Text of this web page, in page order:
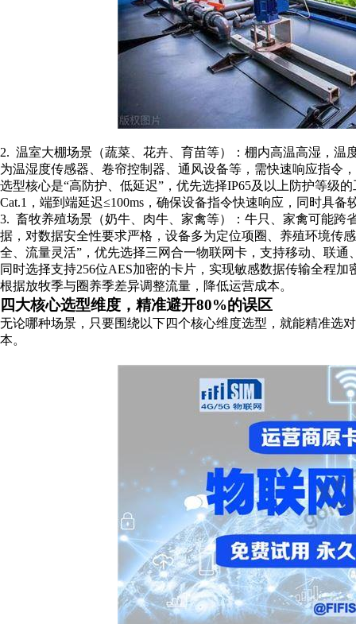
2. 温室大棚场景（蔬菜、花卉、育苗等）：棚内高温高湿，
为温湿度传感器、卷帘控制器、通风设备等，需快速响应指令
选型核心是“高防护、低延迟”，优先选择IP65及以上防护等级
Cat.1，端到端延迟≤100ms，确保设备指令快速响应，同时具
3. 畜牧养殖场景（奶牛、肉牛、家禽等）：牛只、家禽可能
据，对数据安全性要求严格，设备多为定位项圈、养殖环境传
全、流量灵活”，优先选择三网合一物联网卡，支持移动、联
同时选择支持256位AES加密的卡片，实现敏感数据传输全程
根据放牧季与圈养季差异调整流量，降低运营成本。
四大核心选型维度，精准避开80%的误区
无论哪种场景，只要围绕以下四个核心维度选型，就能精准选
本。